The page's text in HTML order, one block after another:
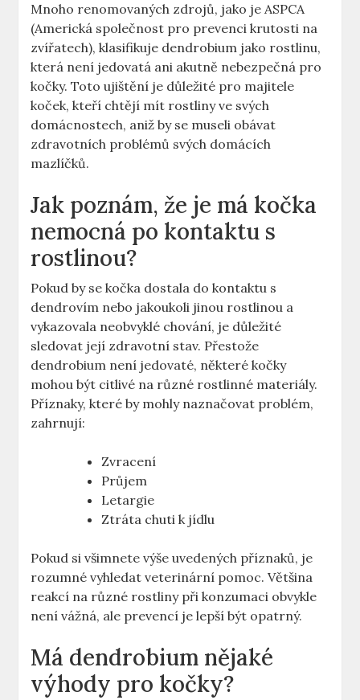
Mnoho renomovaných zdrojů, jako je ASPCA
(Americká společnost pro prevenci krutosti na
zvířatech), klasifikuje dendrobium jako rostlinu,
která není jedovatá ani akutně nebezpečná pro
kočky. Toto ujištění je důležité pro majitele
koček, kteří chtějí mít rostliny ve svých
domácnostech, aniž by se museli obávat
zdravotních problémů svých domácích
mazlíčků.
Jak poznám, že je má kočka
nemocná po kontaktu s
rostlinou?
Pokud by se kočka dostala do kontaktu s
dendrovím nebo jakoukoli jinou rostlinou a
vykazovala neobvyklé chování, je důležité
sledovat její zdravotní stav. Přestože
dendrobium není jedovaté, některé kočky
mohou být citlivé na různé rostlinné materiály.
Příznaky, které by mohly naznačovat problém,
zahrnují:
Zvracení
Průjem
Letargie
Ztráta chuti k jídlu
Pokud si všimnete výše uvedených příznaků, je
rozumné vyhledat veterinární pomoc. Většina
reakcí na různé rostliny při konzumaci obvykle
není vážná, ale prevencí je lepší být opatrný.
Má dendrobium nějaké
výhody pro kočky?